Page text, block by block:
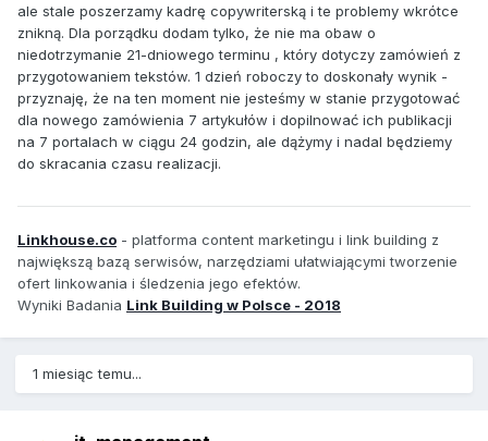
ale stale poszerzamy kadrę copywriterską i te problemy wkrótce
znikną. Dla porządku dodam tylko, że nie ma obaw o
niedotrzymanie 21-dniowego terminu , który dotyczy zamówień z
przygotowaniem tekstów. 1 dzień roboczy to doskonały wynik -
przyznaję, że na ten moment nie jesteśmy w stanie przygotować
dla nowego zamówienia 7 artykułów i dopilnować ich publikacji
na 7 portalach w ciągu 24 godzin, ale dążymy i nadal będziemy
do skracania czasu realizacji.
Linkhouse.co - platforma content marketingu i link building z
największą bazą serwisów, narzędziami ułatwiającymi tworzenie
ofert linkowania i śledzenia jego efektów.
Wyniki Badania Link Building w Polsce - 2018
1 miesiąc temu...